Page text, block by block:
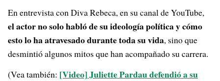
En entrevista con Diva Rebeca, en su canal de YouTube,
el actor no solo habló de su ideología política y cómo
esto lo ha atravesado durante toda su vida, sino que
desmintió algunos mitos que han acompañado su carrera.
(Vea también: [Video] Juliette Pardau defendió a su